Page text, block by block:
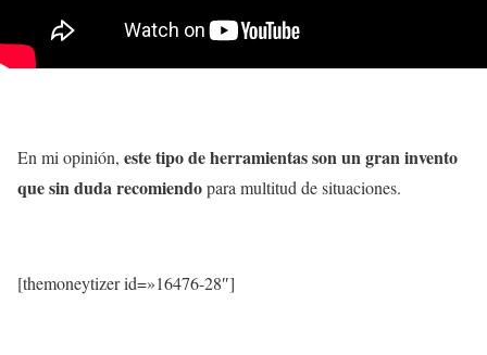
En mi opinión, este tipo de herramientas son un gran invento
que sin duda recomiendopara multitud de situaciones.
[themoneytizer id=»16476-28″]